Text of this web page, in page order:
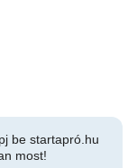
be startapró.hu
most!